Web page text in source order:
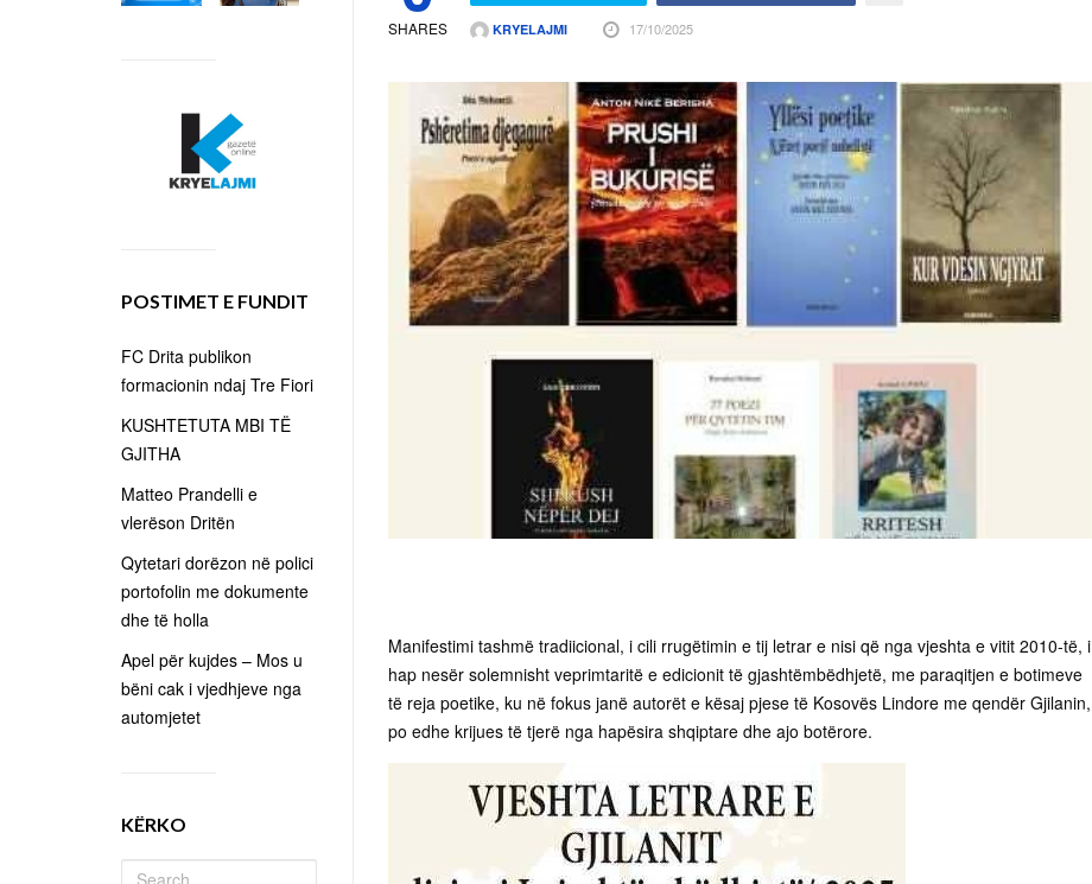
SHARES KRYELAJMI 17/10/2025
Manifestimi tashmë tradiicional, i cili rrugëtimin e tij letrar e nisi që nga vjeshta e vitit 2010-të, i
hap nesër solemnisht veprimtaritë e edicionit të gjashtëmbëdhjetë, me paraqitjen e botimeve
të reja poetike, ku në fokus janë autorët e kësaj pjese të Kosovës Lindore me qendër Gjilanin,
po edhe krijues të tjerë nga hapësira shqiptare dhe ajo botërore.
POSTIMET E FUNDIT
FC Drita publikon
formacionin ndaj Tre Fiori
KUSHTETUTA MBI TË
GJITHA
Matteo Prandelli e
vlerëson Dritën
Qytetari dorëzon në polici
portofolin me dokumente
dhe të holla
Apel për kujdes – Mos u
bëni cak i vjedhjeve nga
automjetet
KËRKO